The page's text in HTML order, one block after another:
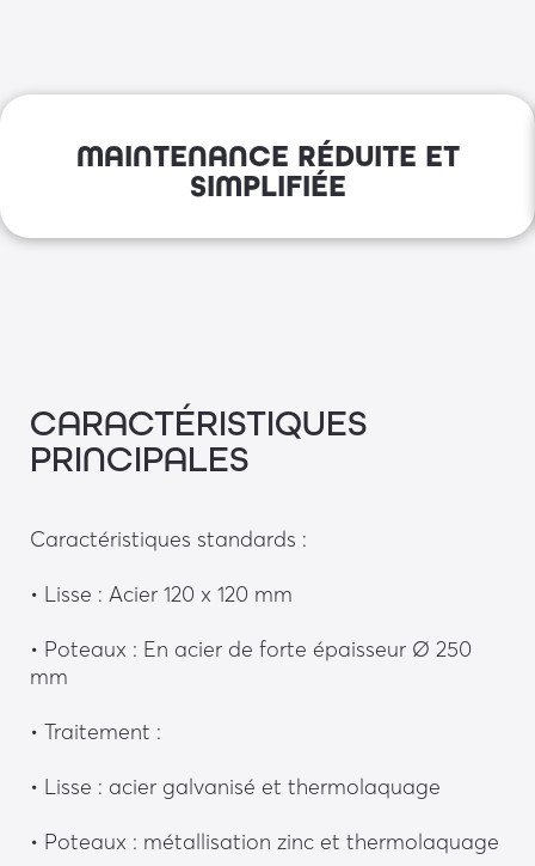
MAINTENANCE RÉDUITE ET
SIMPLIFIÉE
CARACTÉRISTIQUES
PRINCIPALES
Caractéristiques standards :
• Lisse : Acier 120 x 120 mm
• Poteaux : En acier de forte épaisseur Ø 250
mm
• Traitement :
• Lisse : acier galvanisé et thermolaquage
• Poteaux : métallisation zinc et thermolaquage